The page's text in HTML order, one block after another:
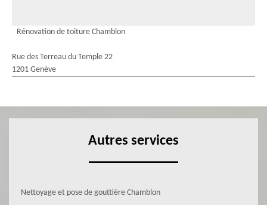
Rénovation de toiture Chamblon
Rue des Terreau du Temple 22
1201 Genève
Autres services
Nettoyage et pose de gouttière Chamblon